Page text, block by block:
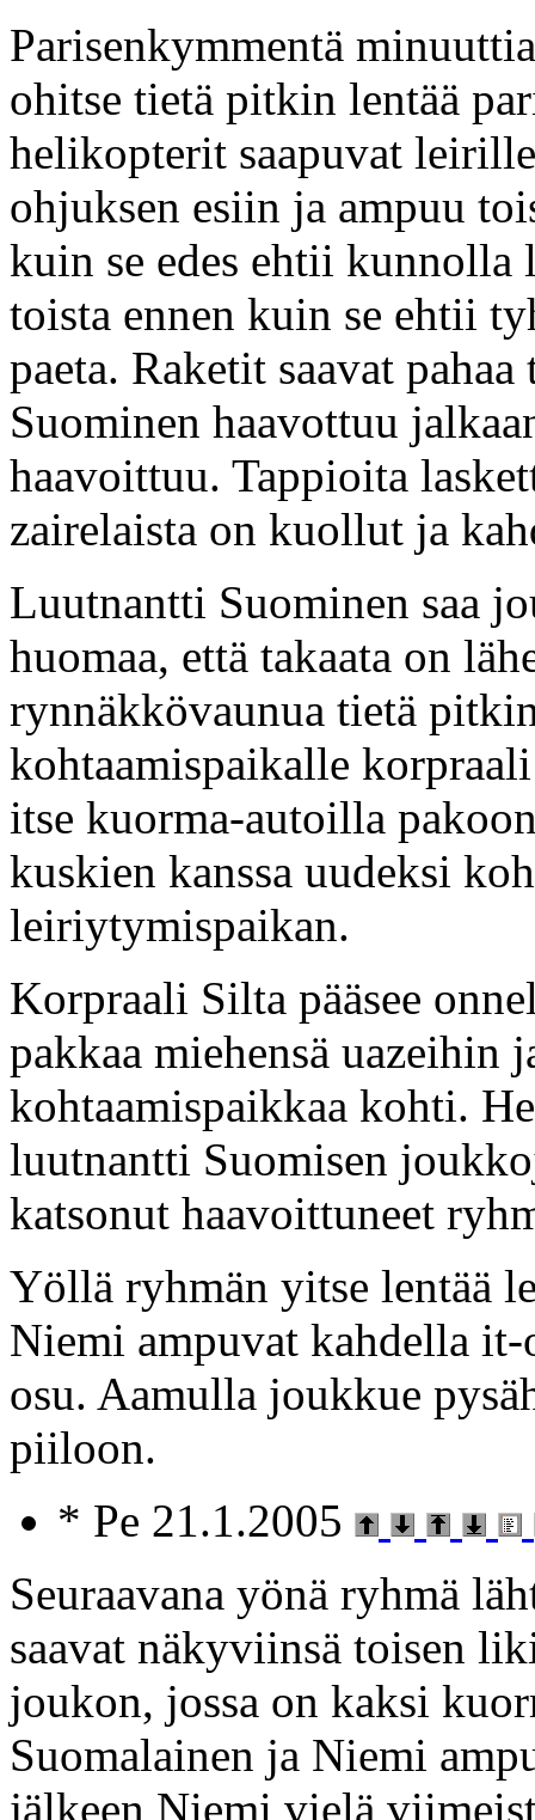
Parisenkymmentä
ohitse tietä pitkin lentää
helikopterit saapuvat
ohjuksen esiin ja ampuu
kuin se edes ehtii
toista ennen kuin se ehtii
paeta. Raketit saavat
Suominen haavottuu
haavoittuu. Tappioita
zairelaista on kuollut ja
Luutnantti Suominen saa
huomaa, että takaata on
rynnäkkövaunua tietä
kohtaamispaikalle
itse kuorma-autoilla
kuskien kanssa uudeksi
leiriytymispaikan.
Korpraali Silta pääsee
pakkaa miehensä uazeihin
kohtaamispaikkaa kohti.
luutnantti Suomisen
katsonut haavoittuneet
Yöllä ryhmän yitse lentää
Niemi ampuvat kahdella
osu. Aamulla joukkue
piiloon.
* Pe 21.1.2005
Seuraavana yönä ryhmä
saavat näkyviinsä toisen
joukon, jossa on kaksi
Suomalainen ja Niemi
jälkeen Niemi vielä